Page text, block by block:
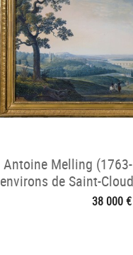
Antoine Melling
environs de Saint-
38 000 €